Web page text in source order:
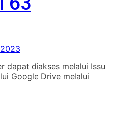
dapat diakses melalui Issu
Google Drive melalui